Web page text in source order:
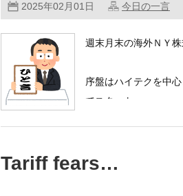
2025年02月01日 今日の一言
週末月末の海外ＮＹ株
序盤はハイテクを中
でスタート。
Tariff fears…